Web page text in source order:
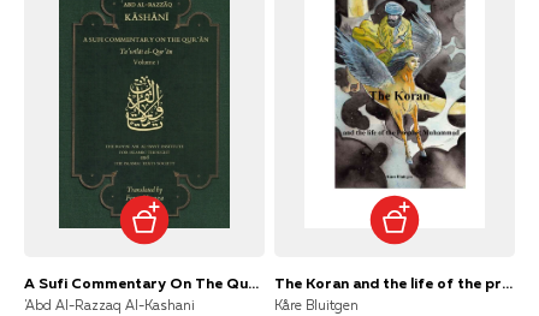
A Sufi Commentary On The Qur'Anvolume I
'Abd Al-Razzaq Al-Kashani
The Koran and the life of the prophet Muhammad
Kåre Bluitgen